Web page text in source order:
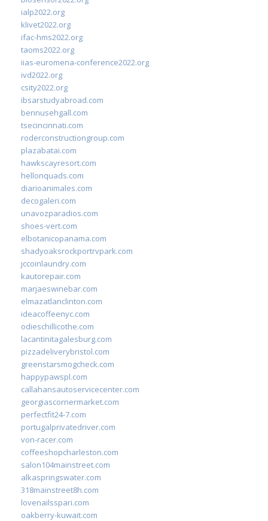
ialp2022.org
klivet2022.org
ifac-hms2022.org
taoms2022.org
iias-euromena-conference2022.org
ivd2022.org
csity2022.org
ibsarstudyabroad.com
bennusehgall.com
tsecincinnati.com
roderconstructiongroup.com
plazabatai.com
hawkscayresort.com
hellonquads.com
diarioanimales.com
decogaleri.com
unavozparadios.com
shoes-vert.com
elbotanicopanama.com
shadyoaksrockportrvpark.com
jccoinlaundry.com
kautorepair.com
marjaeswinebar.com
elmazatlanclinton.com
ideacoffeenyc.com
odieschillicothe.com
lacantinitagalesburg.com
pizzadeliverybristol.com
greenstarsmogcheck.com
happypawspl.com
callahansautoservicecenter.com
georgiascornermarket.com
perfectfit24-7.com
portugalprivatedriver.com
von-racer.com
coffeeshopcharleston.com
salon104mainstreet.com
alkaspringswater.com
318mainstreet8h.com
lovenailsspari.com
oakberry-kuwait.com